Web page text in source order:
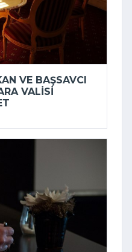
VE BAŞSAVCI
VALISI